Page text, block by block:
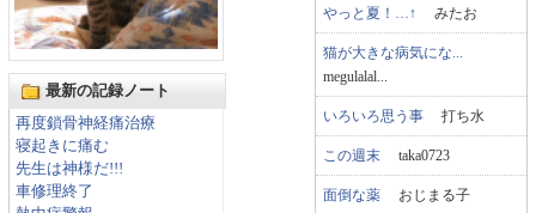
最新の記録ノート
再度鎖骨神経痛治療
寝起きに痛む
先生は神様だ!!!
車修理終了
やっと夏！…↑ みたお
猫が大きな病気にな...
megulalal...
いろいろ思う事 打ち水
この週末 taka0723
面倒な薬 おじまる子